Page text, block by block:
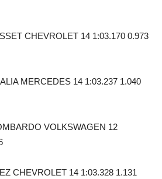
CHEVROLET 14 1:03.170 0.973
MERCEDES 14 1:03.237 1.040
VOLKSWAGEN 12
CHEVROLET 14 1:03.328 1.131